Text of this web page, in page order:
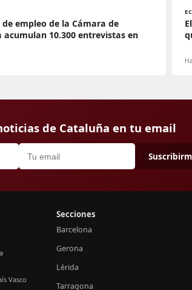
de empleo de la Cámara de
acumulan 10.300 entrevistas en
de Cataluña en tu email
Vasco
Secciones
Barcelona
Gerona
Lérida
Tarragona